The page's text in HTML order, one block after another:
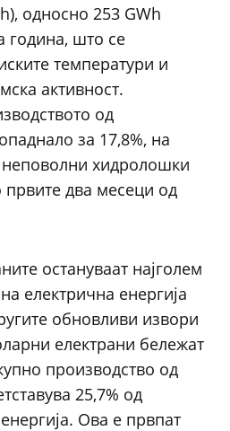
односно 253 GWh
година, што се
температури и
активност.
од
за 17,8%, на
хидролошки
два месеци од
остануваат најголем
електрична енергија
обновливи извори
електрани бележат
производство од
25,7% од
Ова е првпат